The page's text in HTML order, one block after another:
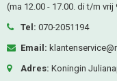
(ma 12.00 - 17.00. di t/m vrij
Tel: 070-2051194
Email:
Adres: Koningin